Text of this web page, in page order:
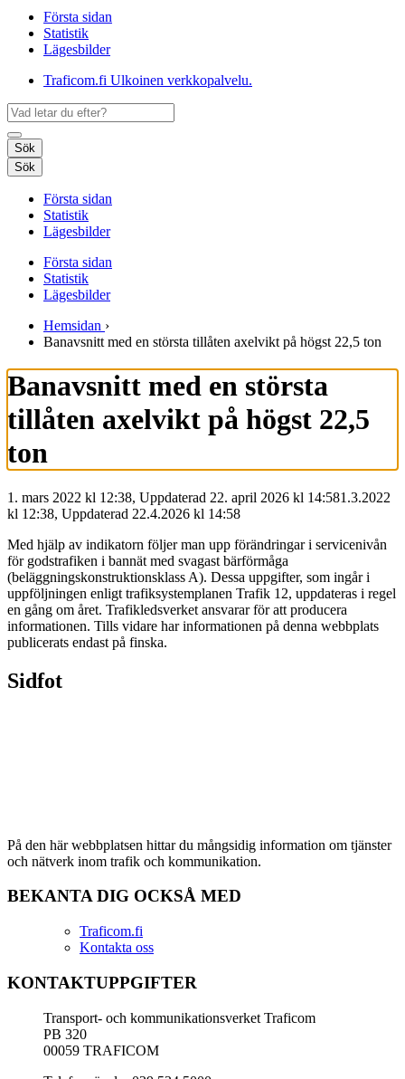
Första sidan
Statistik
Lägesbilder
Traficom.fi Ulkoinen verkkopalvelu.
Sök
Sök
Första sidan
Statistik
Lägesbilder
Första sidan
Statistik
Lägesbilder
Hemsidan ›
Banavsnitt med en största tillåten axelvikt på högst 22,5 ton
Banavsnitt med en största
tillåten axelvikt på högst 22,5
ton
1. mars 2022 kl 12:38, Uppdaterad 22. april 2026 kl 14:581.3.2022
kl 12:38, Uppdaterad 22.4.2026 kl 14:58
Med hjälp av indikatorn följer man upp förändringar i servicenivån
för godstrafiken i bannät med svagast bärförmåga
(beläggningskonstruktionsklass A). Dessa uppgifter, som ingår i
uppföljningen enligt trafiksystemplanen Trafik 12, uppdateras i regel
en gång om året. Trafikledsverket ansvarar för att producera
informationen. Tills vidare har informationen på denna webbplats
publicerats endast på finska.
Sidfot
På den här webbplatsen hittar du mångsidig information om tjänster
och nätverk inom trafik och kommunikation.
BEKANTA DIG OCKSÅ MED
Traficom.fi
Kontakta oss
KONTAKTUPPGIFTER
Transport- och kommunikationsverket Traficom
PB 320
00059 TRAFICOM